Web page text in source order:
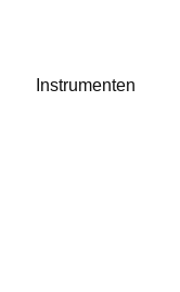
Instrumenten